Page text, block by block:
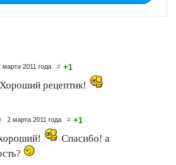
марта 2011 года # +1
рецептик!
2 марта 2011 года # +1
Спасибо! а